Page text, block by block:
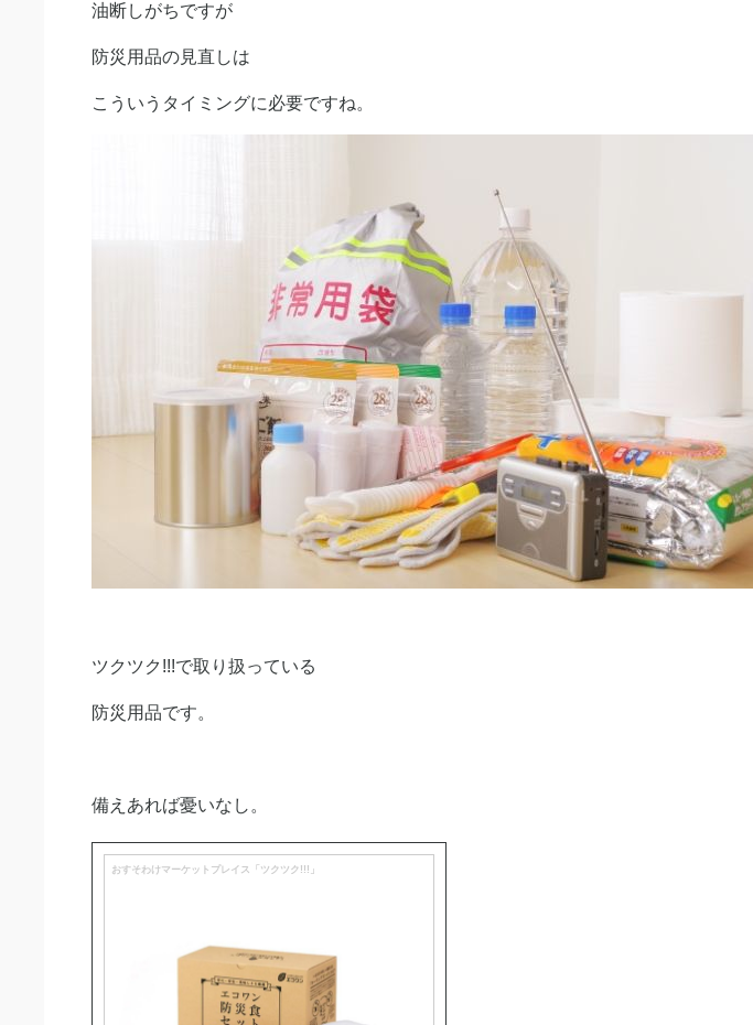
油断しがちですが
防災用品の見直しは
こういうタイミングに必要ですね。
ツクツク!!!で取り扱っている
防災用品です。
備えあれば憂いなし。
おすそわけマーケットプレイス「ツクツク!!!」